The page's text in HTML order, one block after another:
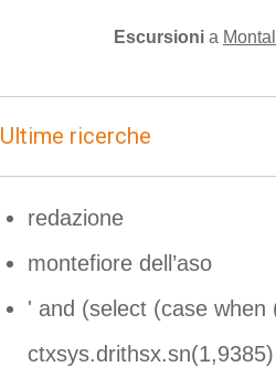
Escursioni a
Ultime ricerche
redazione
montefiore dell’aso
' and (select (case